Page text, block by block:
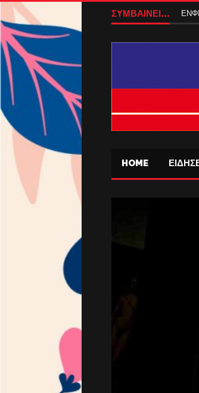
ΣΥΜΒΑΙΝΕΙ...
HOME